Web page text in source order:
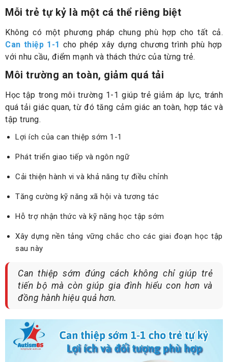
Mỗi trẻ tự kỷ là một cá thể riêng biệt
Không có một phương pháp chung phù hợp cho tất cả.
Can thiệp 1-1 cho phép xây dựng chương trình phù hợp
với nhu cầu, điểm mạnh và thách thức của từng trẻ.
Môi trường an toàn, giảm quá tải
Học tập trong môi trường 1-1 giúp trẻ giảm áp lực, tránh
quá tải giác quan, từ đó tăng cảm giác an toàn, hợp tác và
tập trung.
Lợi ích của can thiệp sớm 1-1
Phát triển giao tiếp và ngôn ngữ
Cải thiện hành vi và khả năng tự điều chỉnh
Tăng cường kỹ năng xã hội và tương tác
Hỗ trợ nhận thức và kỹ năng học tập sớm
Xây dựng nền tảng vững chắc cho các giai đoạn học tập
sau này
Can thiệp sớm đúng cách không chỉ giúp trẻ
tiến bộ mà còn giúp gia đình hiểu con hơn và
đồng hành hiệu quả hơn.